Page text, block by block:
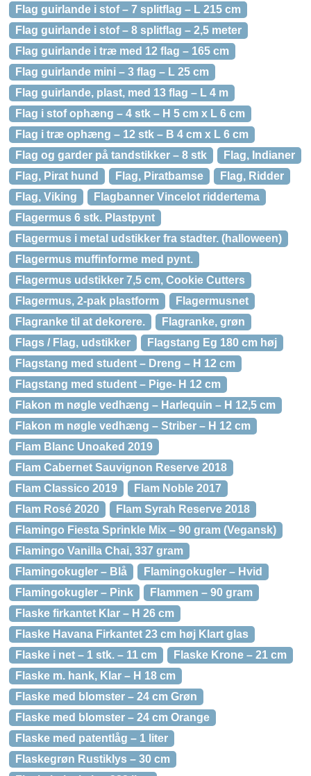
Flag guirlande i stof – 7 splitflag – L 215 cm
Flag guirlande i stof – 8 splitflag – 2,5 meter
Flag guirlande i træ med 12 flag – 165 cm
Flag guirlande mini – 3 flag – L 25 cm
Flag guirlande, plast, med 13 flag – L 4 m
Flag i stof ophæng – 4 stk – H 5 cm x L 6 cm
Flag i træ ophæng – 12 stk – B 4 cm x L 6 cm
Flag og garder på tandstikker – 8 stk
Flag, Indianer
Flag, Pirat hund
Flag, Piratbamse
Flag, Ridder
Flag, Viking
Flagbanner Vincelot riddertema
Flagermus 6 stk. Plastpynt
Flagermus i metal udstikker fra stadter. (halloween)
Flagermus muffinforme med pynt.
Flagermus udstikker 7,5 cm, Cookie Cutters
Flagermus, 2-pak plastform
Flagermusnet
Flagranke til at dekorere.
Flagranke, grøn
Flags / Flag, udstikker
Flagstang Eg 180 cm høj
Flagstang med student – Dreng – H 12 cm
Flagstang med student – Pige- H 12 cm
Flakon m nøgle vedhæng – Harlequin – H 12,5 cm
Flakon m nøgle vedhæng – Striber – H 12 cm
Flam Blanc Unoaked 2019
Flam Cabernet Sauvignon Reserve 2018
Flam Classico 2019
Flam Noble 2017
Flam Rosé 2020
Flam Syrah Reserve 2018
Flamingo Fiesta Sprinkle Mix – 90 gram (Vegansk)
Flamingo Vanilla Chai, 337 gram
Flamingokugler – Blå
Flamingokugler – Hvid
Flamingokugler – Pink
Flammen – 90 gram
Flaske firkantet Klar – H 26 cm
Flaske Havana Firkantet 23 cm høj Klart glas
Flaske i net – 1 stk. – 11 cm
Flaske Krone – 21 cm
Flaske m. hank, Klar – H 18 cm
Flaske med blomster – 24 cm Grøn
Flaske med blomster – 24 cm Orange
Flaske med patentlåg – 1 liter
Flaskegrøn Rustiklys – 30 cm